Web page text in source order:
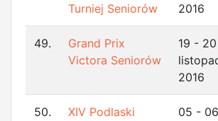
Turniej Seniorów
2016
49.
Grand Prix
Victora Seniorów
19 - 20
2016
50.
XIV Podlaski
05 - 06